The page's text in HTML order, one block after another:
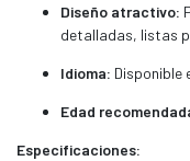
Diseño atractivo:
detalladas, listas
Idioma: Disponible
Edad
Especificaciones: